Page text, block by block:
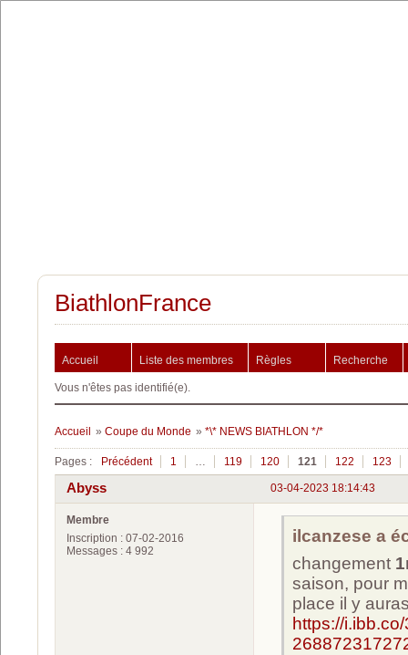
BiathlonFrance
Accueil Liste des membres Règles Recherche
Vous n'êtes pas identifié(e).
Accueil » Coupe du Monde » *\* NEWS BIATHLON */*
Pages : Précédent 1 … 119 120 121 122 123
03-04-2023 18:14:43
Abyss
Membre
Inscription : 07-02-2016
Messages : 4 992
ilcanzese a
changement
saison, pour
place il y
https://